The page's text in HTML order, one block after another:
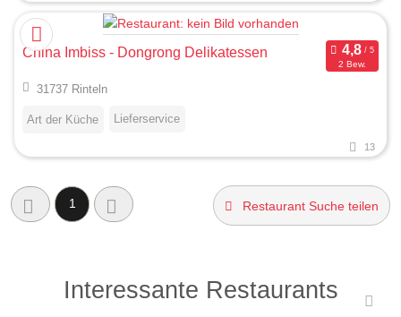
China Imbiss - Dongrong Delikatessen
2 Bew.
31737 Rinteln
Art der Küche Lieferservice
13
1 Restaurant Suche teilen
Interessante Restaurants